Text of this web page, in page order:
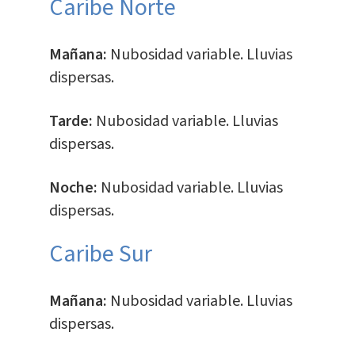
Caribe Norte
Mañana: Nubosidad variable. Lluvias
dispersas.
Tarde: Nubosidad variable. Lluvias
dispersas.
Noche: Nubosidad variable. Lluvias
dispersas.
Caribe Sur
Mañana: Nubosidad variable. Lluvias
dispersas.